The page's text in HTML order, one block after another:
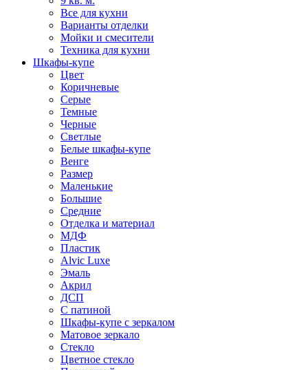
Все для кухни
Варианты отделки
Мойки и смесители
Техника для кухни
Шкафы-купе
Цвет
Коричневые
Серые
Темные
Черные
Светлые
Белые шкафы-купе
Венге
Размер
Маленькие
Большие
Средние
Отделка и материал
МДФ
Пластик
Alvic Luxe
Эмаль
Акрил
ДСП
С патиной
Шкафы-купе с зеркалом
Матовое зеркало
Стекло
Цветное стекло